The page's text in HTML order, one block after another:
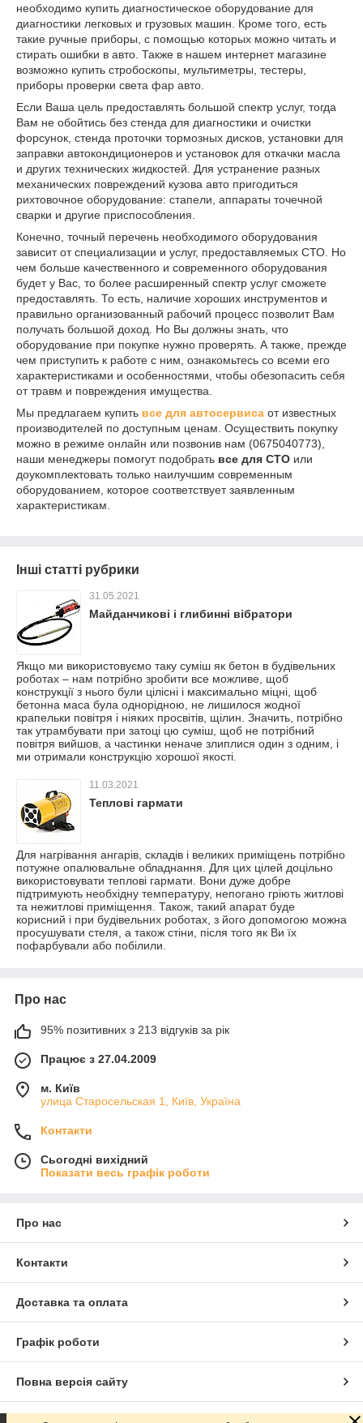
необходимо купить диагностическое оборудование для
диагностики легковых и грузовых машин. Кроме того, есть
такие ручные приборы, с помощью которых можно читать и
стирать ошибки в авто. Также в нашем интернет магазине
возможно купить стробоскопы, мультиметры, тестеры,
приборы проверки света фар авто.
Если Ваша цель предоставлять большой спектр услуг, тогда
Вам не обойтись без стенда для диагностики и очистки
форсунок, стенда проточки тормозных дисков, установки для
заправки автокондиционеров и установок для откачки масла
и других технических жидкостей. Для устранение разных
механических повреждений кузова авто пригодиться
рихтовочное оборудование: стапели, аппараты точечной
сварки и другие приспособления.
Конечно, точный перечень необходимого оборудования
зависит от специализации и услуг, предоставляемых СТО. Но
чем больше качественного и современного оборудования
будет у Вас, то более расширенный спектр услуг сможете
предоставлять. То есть, наличие хороших инструментов и
правильно организованный рабочий процесс позволит Вам
получать большой доход. Но Вы должны знать, что
оборудование при покупке нужно проверять. А также, прежде
чем приступить к работе с ним, ознакомьтесь со всеми его
характеристиками и особенностями, чтобы обезопасить себя
от травм и повреждения имущества.
Мы предлагаем купить все для автосервиса от известных
производителей по доступным ценам. Осуществить покупку
можно в режиме онлайн или позвонив нам (0675040773),
наши менеджеры помогут подобрать все для СТО или
доукомплектовать только наилучшим современным
оборудованием, которое соответствует заявленным
характеристикам.
Інші статті рубрики
31.05.2021
Майданчикові і глибинні вібратори
Якщо ми використовуємо таку суміш як бетон в будівельних
роботах – нам потрібно зробити все можливе, щоб
конструкції з нього були цілісні і максимально міцні, щоб
бетонна маса була однорідною, не лишилося жодної
крапельки повітря і ніяких просвітів, щілин. Значить, потрібно
так утрамбувати при затоці цю суміш, щоб не потрібний
повітря вийшов, а частинки неначе злиплися один з одним, і
ми отримали конструкцію хорошої якості.
11.03.2021
Теплові гармати
Для нагрівання ангарів, складів і великих приміщень потрібно
потужне опалювальне обладнання. Для цих цілей доцільно
використовувати теплові гармати. Вони дуже добре
підтримують необхідну температуру, непогано гріють житлові
та нежитлові приміщення. Також, такий апарат буде
корисний і при будівельних роботах, з його допомогою можна
просушувати стеля, а також стіни, після того як Ви їх
пофарбували або побілили.
Про нас
95% позитивних з 213 відгуків за рік
Працює з 27.04.2009
м. Київ
улица Старосельская 1, Київ, Україна
Контакти
Сьогодні вихідний
Показати весь графік роботи
Про нас
Контакти
Доставка та оплата
Графік роботи
Повна версія сайту